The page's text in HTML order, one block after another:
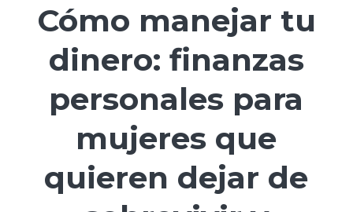
Cómo manejar tu
dinero: finanzas
personales para
mujeres que
quieren dejar de